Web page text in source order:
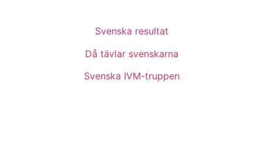
Svenska resultat
Då tävlar svenskarna
Svenska IVM-truppen